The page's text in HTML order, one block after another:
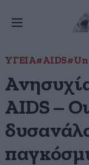
ΥΓΕΙΑ#AIDS
AIDS –